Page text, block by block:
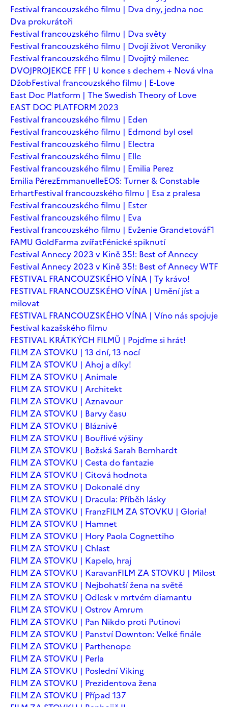
Festival francouzského filmu | Dva dny, jedna noc
Dva prokurátoři
Festival francouzského filmu | Dva světy
Festival francouzského filmu | Dvojí život Veroniky
Festival francouzského filmu | Dvojitý milenec
DVOJPROJEKCE FFF | U konce s dechem + Nová vlna
DžobFestival francouzského filmu | E-Love
East Doc Platform | The Swedish Theory of Love
EAST DOC PLATFORM 2023
Festival francouzského filmu | Eden
Festival francouzského filmu | Edmond byl osel
Festival francouzského filmu | Electra
Festival francouzského filmu | Elle
Festival francouzského filmu | Emilia Perez
Emilia PérezEmmanuelleEOS: Turner & Constable
ErhartFestival francouzského filmu | Esa z pralesa
Festival francouzského filmu | Ester
Festival francouzského filmu | Eva
Festival francouzského filmu | Evženie GrandetováF1
FAMU GoldFarma zvířatFénické spiknutí
Festival Annecy 2023 v Kině 35!: Best of Annecy
Festival Annecy 2023 v Kině 35!: Best of Annecy WTF
FESTIVAL FRANCOUZSKÉHO VÍNA | Ty krávo!
FESTIVAL FRANCOUZSKÉHO VÍNA | Umění jíst a
milovat
FESTIVAL FRANCOUZSKÉHO VÍNA | Víno nás spojuje
Festival kazašského filmu
FESTIVAL KRÁTKÝCH FILMŮ | Pojďme si hrát!
FILM ZA STOVKU | 13 dní, 13 nocí
FILM ZA STOVKU | Ahoj a díky!
FILM ZA STOVKU | Animale
FILM ZA STOVKU | Architekt
FILM ZA STOVKU | Aznavour
FILM ZA STOVKU | Barvy času
FILM ZA STOVKU | Bláznivě
FILM ZA STOVKU | Bouřlivé výšiny
FILM ZA STOVKU | Božská Sarah Bernhardt
FILM ZA STOVKU | Cesta do fantazie
FILM ZA STOVKU | Citová hodnota
FILM ZA STOVKU | Dokonalé dny
FILM ZA STOVKU | Dracula: Příběh lásky
FILM ZA STOVKU | FranzFILM ZA STOVKU | Gloria!
FILM ZA STOVKU | Hamnet
FILM ZA STOVKU | Hory Paola Cognettiho
FILM ZA STOVKU | Chlast
FILM ZA STOVKU | Kapelo, hraj
FILM ZA STOVKU | KaravanFILM ZA STOVKU | Milost
FILM ZA STOVKU | Nejbohatší žena na světě
FILM ZA STOVKU | Odlesk v mrtvém diamantu
FILM ZA STOVKU | Ostrov Amrum
FILM ZA STOVKU | Pan Nikdo proti Putinovi
FILM ZA STOVKU | Panství Downton: Velké finále
FILM ZA STOVKU | Parthenope
FILM ZA STOVKU | Perla
FILM ZA STOVKU | Poslední Viking
FILM ZA STOVKU | Prezidentova žena
FILM ZA STOVKU | Případ 137